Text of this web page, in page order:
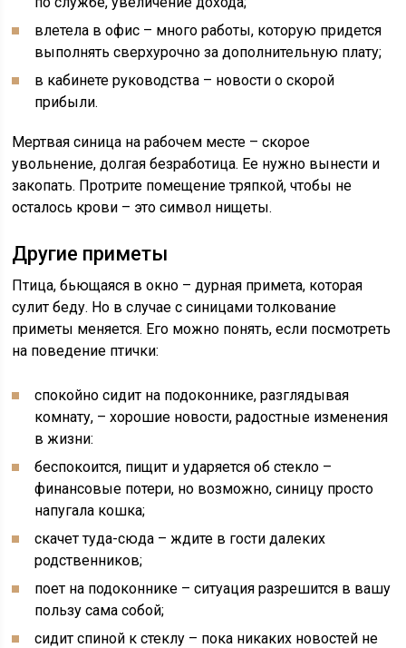
влетела в офис – много работы, которую придется
выполнять сверхурочно за дополнительную плату;
в кабинете руководства – новости о скорой
прибыли.
Мертвая синица на рабочем месте – скорое
увольнение, долгая безработица. Ее нужно вынести и
закопать. Протрите помещение тряпкой, чтобы не
осталось крови – это символ нищеты.
Другие приметы
Птица, бьющаяся в окно – дурная примета, которая
сулит беду. Но в случае с синицами толкование
приметы меняется. Его можно понять, если посмотреть
на поведение птички:
спокойно сидит на подоконнике, разглядывая
комнату, – хорошие новости, радостные изменения
в жизни:
беспокоится, пищит и ударяется об стекло –
финансовые потери, но возможно, синицу просто
напугала кошка;
скачет туда-сюда – ждите в гости далеких
родственников;
поет на подоконнике – ситуация разрешится в вашу
пользу сама собой;
сидит спиной к стеклу – пока никаких новостей не